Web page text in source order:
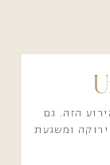
הזה. גם
ומשגעת